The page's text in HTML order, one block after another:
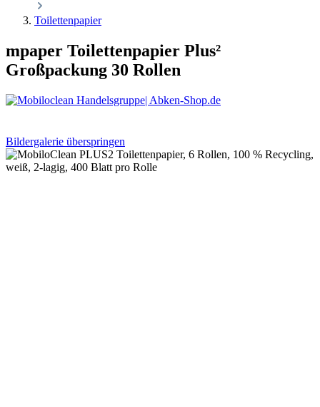
Toilettenpapier
mpaper Toilettenpapier Plus²
Großpackung 30 Rollen
Bildergalerie überspringen